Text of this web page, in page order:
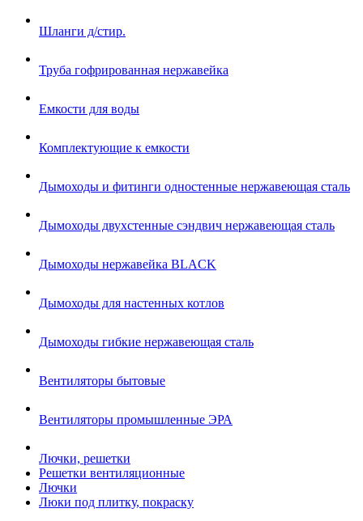
Шланги д/стир.
Труба гофрированная нержавейка
Емкости для воды
Комплектующие к емкости
Дымоходы и фитинги одностенные нержавеющая сталь
Дымоходы двухстенные сэндвич нержавеющая сталь
Дымоходы нержавейка BLACK
Дымоходы для настенных котлов
Дымоходы гибкие нержавеющая сталь
Вентиляторы бытовые
Вентиляторы промышленные ЭРА
Лючки, решетки
Решетки вентиляционные
Лючки
Люки под плитку, покраску